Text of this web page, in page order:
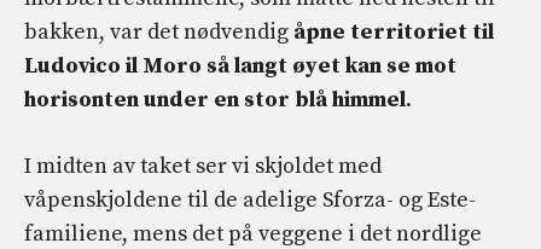
bakken, var det nødvendig åpne territoriet til
Ludovico il Moro så langt øyet kan se mot
horisonten under en stor blå himmel.
I midten av taket ser vi skjoldet med
våpenskjoldene til de adelige Sforza- og Este-
familiene, mens det på veggene i det nordlige